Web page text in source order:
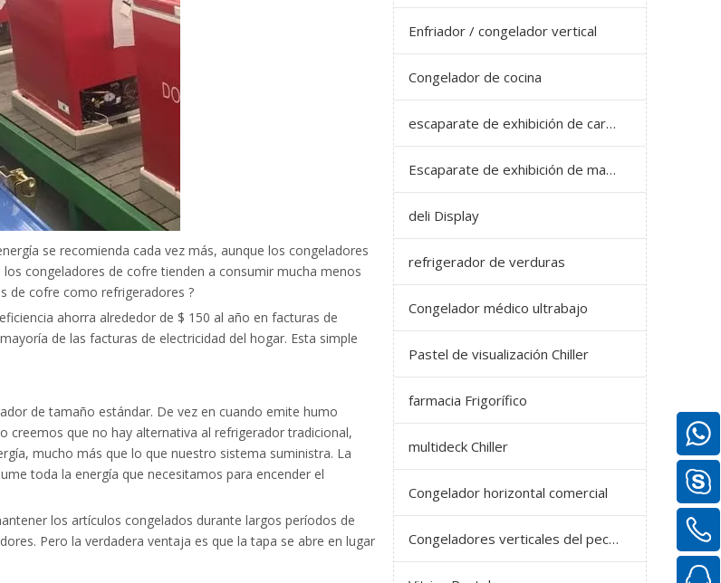
se recomienda cada vez más, aunque los congeladores
congeladores de cofre tienden a consumir mucha menos
de cofre como refrigeradores ?
ahorra alrededor de $ 150 al año en facturas de
de las facturas de electricidad del hogar. Esta simple
de tamaño estándar. De vez en cuando emite humo
creemos que no hay alternativa al refrigerador tradicional,
mucho más que lo que nuestro sistema suministra. La
toda la energía que necesitamos para encender el
los artículos congelados durante largos períodos de
Pero la verdadera ventaja es que la tapa se abre en lugar
Enfriador / congelador vertical
Congelador de cocina
escaparate de exhibición de carne
Escaparate de exhibición de mariscos
deli Display
refrigerador de verduras
Congelador médico ultrabajo
Pastel de visualización Chiller
farmacia Frigorífico
multideck Chiller
Congelador horizontal comercial
Congeladores verticales del pecho